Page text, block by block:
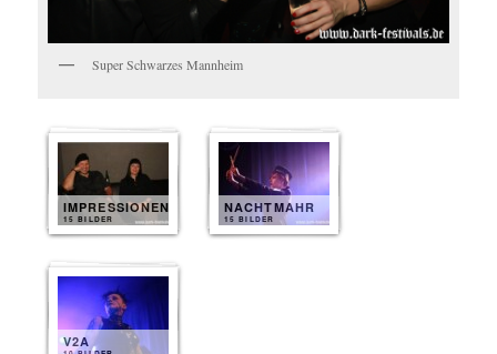
Super Schwarzes Mannheim
IMPRESSIONEN
15 BILDER
NACHTMAHR
15 BILDER
V2A